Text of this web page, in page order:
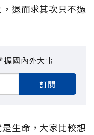
退而求其次只不過
握國內外大事
訂閱
生命，大家比較想